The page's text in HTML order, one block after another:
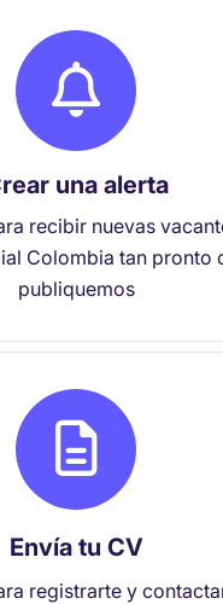
una alerta
recibir nuevas
Colombia tan pronto
publiquemos
Envía tu CV
registrarte y